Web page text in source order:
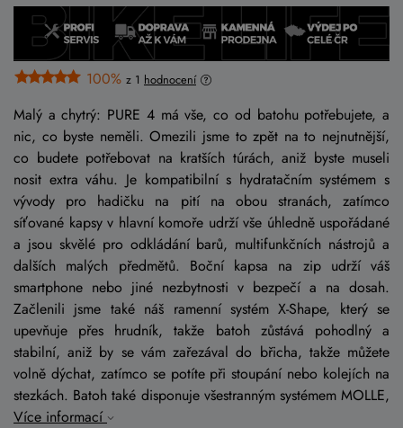
100% z 1 hodnocení
Malý a chytrý: PURE 4 má vše, co od batohu potřebujete, a
nic, co byste neměli. Omezili jsme to zpět na to nejnutnější,
co budete potřebovat na kratších túrách, aniž byste museli
nosit extra váhu. Je kompatibilní s hydratačním systémem s
vývody pro hadičku na pití na obou stranách, zatímco
síťované kapsy v hlavní komoře udrží vše úhledně uspořádané
a jsou skvělé pro odkládání barů, multifunkčních nástrojů a
dalších malých předmětů. Boční kapsa na zip udrží váš
smartphone nebo jiné nezbytnosti v bezpečí a na dosah.
Začlenili jsme také náš ramenní systém X-Shape, který se
upevňuje přes hrudník, takže batoh zůstává pohodlný a
stabilní, aniž by se vám zařezával do břicha, takže můžete
volně dýchat, zatímco se potíte při stoupání nebo kolejích na
stezkách. Batoh také disponuje všestranným systémem MOLLE,
Více informací